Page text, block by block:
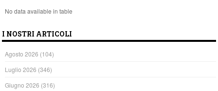
No data available in table
I NOSTRI ARTICOLI
Agosto 2026 (104)
Luglio 2026 (346)
Giugno 2026 (316)